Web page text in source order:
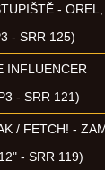
-
- SRR 125)
INFLUENCER
- SRR 121)
/ FETCH! -
- SRR 119)